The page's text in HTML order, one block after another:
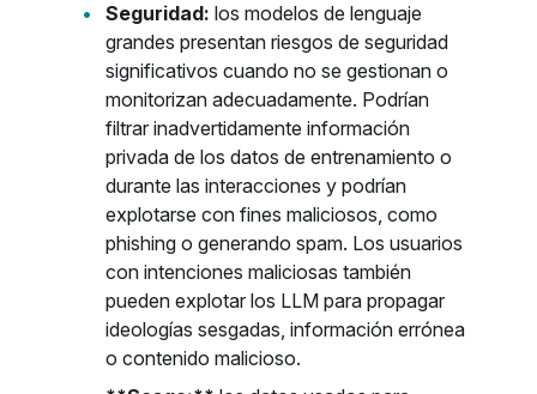
Seguridad: los modelos de lenguaje
grandes presentan riesgos de seguridad
significativos cuando no se gestionan o
monitorizan adecuadamente. Podrían
filtrar inadvertidamente información
privada de los datos de entrenamiento o
durante las interacciones y podrían
explotarse con fines maliciosos, como
phishing o generando spam. Los usuarios
con intenciones maliciosas también
pueden explotar los LLM para propagar
ideologías sesgadas, información errónea
o contenido malicioso.